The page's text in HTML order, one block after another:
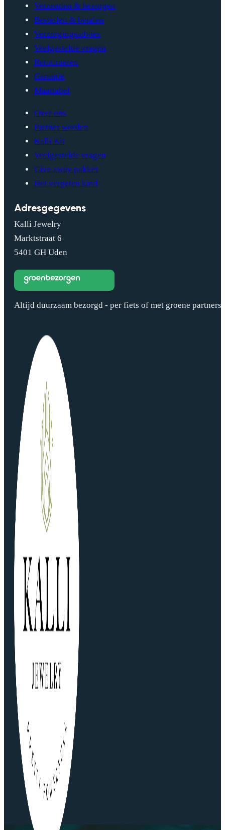
Verzenden & bezorgen
Bestellen & betalen
Verzorgingsadvies
Veelgestelde vragen
Retourneren
Garantie
Maattabel
Over ons
Partner worden
Kalli Kit
Veelgestelde vragen
Give away pakket
Het vergeten kind
Adresgegevens
Kalli Jewelry
Marktstraat 6
5401 GH Uden
Altijd duurzaam bezorgd - per fiets of met groene partners